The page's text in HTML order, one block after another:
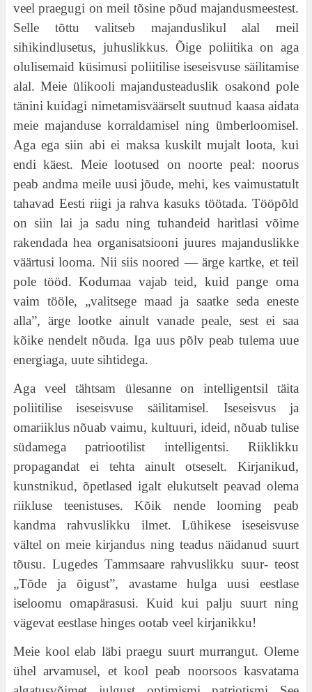
veel praegugi on meil tõsine põud majandusmeestest.
Selle tõttu valitseb majanduslikul alal meil
sihikindlusetus, juhuslikkus. Õige poliitika on aga
olulisemaid küsimusi poliitilise iseseisvuse säilitamise
alal. Meie ülikooli majandusteaduslik osakond pole
tänini kuidagi nimetamisväärselt suutnud kaasa aidata
meie majanduse korraldamisel ning ümberloomisel.
Aga ega siin abi ei maksa kuskilt mujalt loota, kui
endi käest. Meie lootused on noorte peal: noorus
peab andma meile uusi jõude, mehi, kes vaimustatult
tahavad Eesti riigi ja rahva kasuks töötada. Tööpõld
on siin lai ja sadu ning tuhandeid haritlasi võime
rakendada hea organisatsiooni juures majanduslikke
väärtusi looma. Nii siis noored — ärge kartke, et teil
pole tööd. Kodumaa vajab teid, kuid pange oma
vaim tööle, „valitsege maad ja saatke seda eneste
alla”, ärge lootke ainult vanade peale, sest ei saa
kõike nendelt nõuda. Iga uus põlv peab tulema uue
energiaga, uute sihtidega.
Aga veel tähtsam ülesanne on intelligentsil täita
poliitilise iseseisvuse säilitamisel. Iseseisvus ja
omariiklus nõuab vaimu, kultuuri, ideid, nõuab tulise
südamega patriootilist intelligentsi. Riiklikku
propagandat ei tehta ainult otseselt. Kirjanikud,
kunstnikud, õpetlased igalt elukutselt peavad olema
riikluse teenistuses. Kõik nende looming peab
kandma rahvuslikku ilmet. Lühikese iseseisvuse
vältel on meie kirjandus ning teadus näidanud suurt
tõusu. Lugedes Tammsaare rahvuslikku suur- teost
„Tõde ja õigust”, avastame hulga uusi eestlase
iseloomu omapärasusi. Kuid kui palju suurt ning
vägevat eestlase hinges ootab veel kirjanikku!
Meie kool elab läbi praegu suurt murrangut. Oleme
ühel arvamusel, et kool peab noorsoos kasvatama